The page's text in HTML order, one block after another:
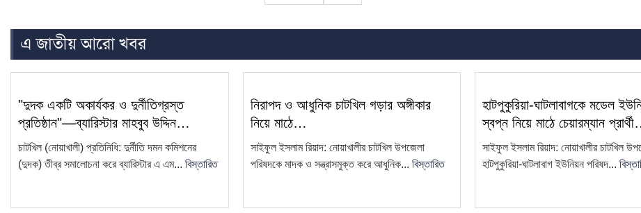
এ জাতীয় আরো খবর
"দুদক একটি অকার্যকর ও দুর্নীতিগ্রস্ত
প্রতিষ্ঠান"—ব্যারিস্টার মাহবুব উদ্দিন…
চাটখিল (নোয়াখালী) প্রতিনিধি: দুর্নীতি দমন কমিশনের
(দুদক) তীব্র সমালোচনা করে ব্যারিস্টার এ এম... বিস্তারিত
নিরাপদ ও আধুনিক চাটখিল গড়ার অঙ্গীকার
নিয়ে মাঠে…
সাইফুল ইসলাম রিয়াদ: নোয়াখালীর চাটখিল উপজেলা
পরিষদকে মাদক ও সন্ত্রাসমুক্ত করে আধুনিক... বিস্তারিত
হাটপুকুরিয়া-ঘাটলাবাগকে মডেল
স্বপ্ন নিয়ে মাঠে চেয়ারম্যান
সাইফুল ইসলাম রিয়াদ: নোয়াখালীর চাটখিল
হাটপুকুরিয়া-ঘাটলাবাগ ইউনিয়ন পরিষদ...